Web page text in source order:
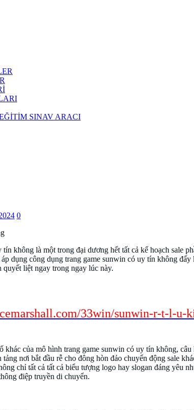
SINAV ARACI
0
không là một trong đại dương hết tất cả kế hoạch sale
dụng công dụng trang game sunwin có uy tín không
quyết liệt ngay trong ngay lúc này.
33win/sunwin-r-t-l-u-
khác của mô hình trang game sunwin có uy tín không,
nơi bắt đầu rễ cho đông hòn đảo chuyển động sale
chỉ tất cả tất cả biểu tượng logo hay slogan đáng yêu
điệp truyền di chuyển.